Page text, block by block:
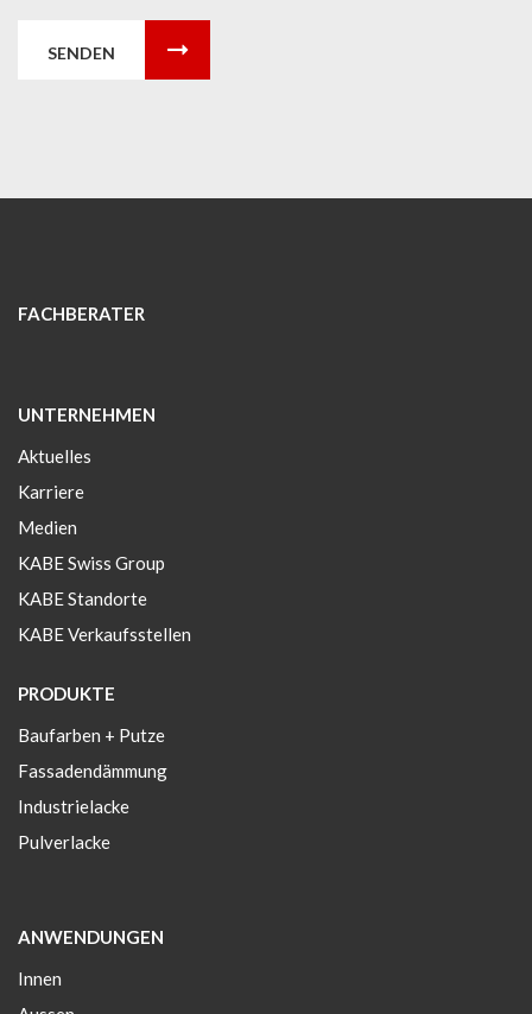
SENDEN
FACHBERATER
UNTERNEHMEN
Aktuelles
Karriere
Medien
KABE Swiss Group
KABE Standorte
KABE Verkaufsstellen
PRODUKTE
Baufarben + Putze
Fassadendämmung
Industrielacke
Pulverlacke
ANWENDUNGEN
Innen